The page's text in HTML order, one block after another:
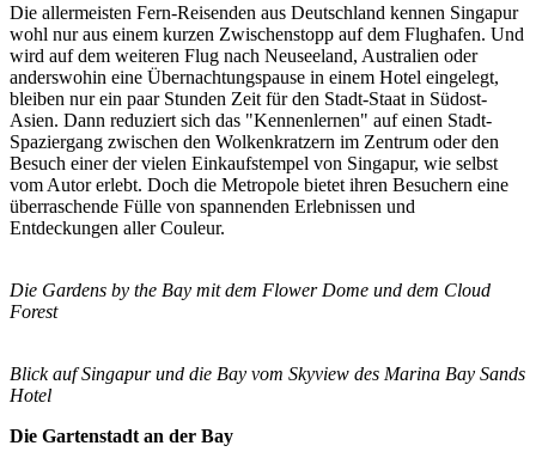
Die allermeisten Fern-Reisenden aus Deutschland kennen Singapur
wohl nur aus einem kurzen Zwischenstopp auf dem Flughafen. Und
wird auf dem weiteren Flug nach Neuseeland, Australien oder
anderswohin eine Übernachtungspause in einem Hotel eingelegt,
bleiben nur ein paar Stunden Zeit für den Stadt-Staat in Südost-
Asien. Dann reduziert sich das "Kennenlernen" auf einen Stadt-
Spaziergang zwischen den Wolkenkratzern im Zentrum oder den
Besuch einer der vielen Einkaufstempel von Singapur, wie selbst
vom Autor erlebt. Doch die Metropole bietet ihren Besuchern eine
überraschende Fülle von spannenden Erlebnissen und
Entdeckungen aller Couleur.
Die Gardens by the Bay mit dem Flower Dome und dem Cloud
Forest
Blick auf Singapur und die Bay vom Skyview des Marina Bay Sands
Hotel
Die Gartenstadt an der Bay